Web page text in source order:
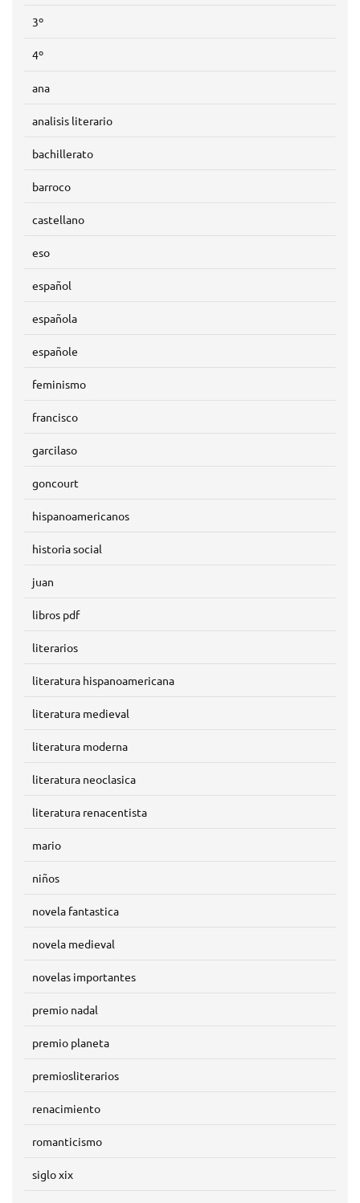
3º
4º
ana
analisis literario
bachillerato
barroco
castellano
eso
español
española
españole
feminismo
francisco
garcilaso
goncourt
hispanoamericanos
historia social
juan
libros pdf
literarios
literatura hispanoamericana
literatura medieval
literatura moderna
literatura neoclasica
literatura renacentista
mario
niños
novela fantastica
novela medieval
novelas importantes
premio nadal
premio planeta
premiosliterarios
renacimiento
romanticismo
siglo xix